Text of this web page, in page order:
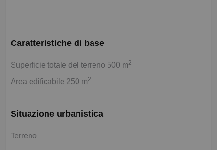
Caratteristiche di base
Superficie totale del terreno 500 m2
Area edificabile 250 m2
Situazione urbanistica
Terreno